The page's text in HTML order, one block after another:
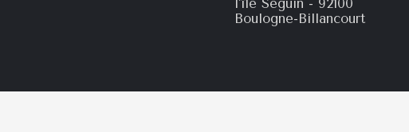
l'île Seguin - 92100
Boulogne-Billancourt